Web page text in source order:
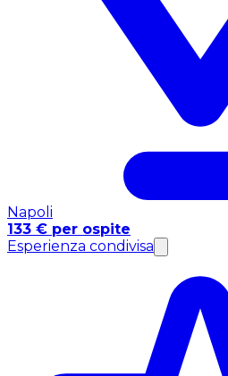
Napoli
133 € per ospite
Esperienza condivisa